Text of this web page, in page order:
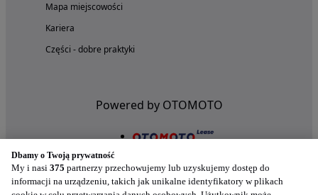
Mapa miejscowości
Kariera
Części - dobre praktyki
Powered by OTOMOTO
Dbamy o Twoją prywatność
My i nasi 375 partnerzy przechowujemy lub uzyskujemy dostęp do
informacji na urządzeniu, takich jak unikalne identyfikatory w plikach